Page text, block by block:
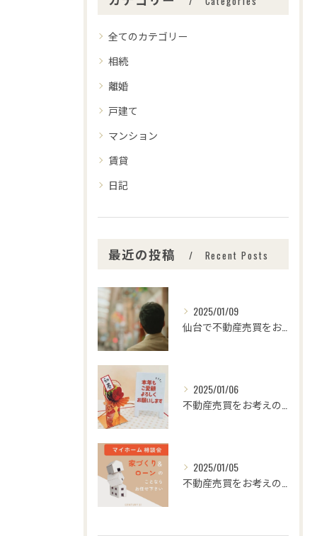
全てのカテゴリー
相続
離婚
戸建て
マンション
賃貸
日記
最近の投稿 Recent Posts
2025/01/09
2025/01/06
2025/01/05